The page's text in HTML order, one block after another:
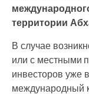
территории
В случае
или с местными
инвесторов уже
международный